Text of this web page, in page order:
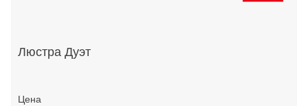
Люстра Дуэт